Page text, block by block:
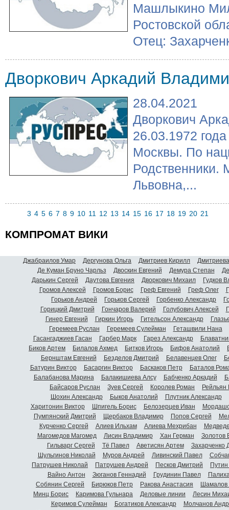
Машлыкино
Ростовской
Отец:
Дворкович Аркадий
28.04.2021
Дворкович
26.03.1972
Москвы. По
Родственники.
Львовна,...
3 4 5 6 7 8 9 10 11 12 13 14 15 16 17 18 19 20 21
КОМПРОМАТ ВИКИ
Джабраилов Умар Дергунова Ольга Дмитриев Кирилл
Де Куман Бруно Чарльз
Двоскин Евгений Демура Степан
Дарькин Сергей
Даутова Евгения Дворкович Михаил
Гудков
Громов Алексей
Громов Борис Греф Евгений Греф Олег
Горьков Андрей
Горьков Сергей Горбенко Александр
Горицкий Дмитрий
Гончаров Валерий Голубович Алексей
Гинер Евгений
Гиркин Игорь Гительсон Александр
Геремеев Руслан
Геремеев Сулейман
Геташвили Нана
Гасангаджиев Гасан
Гарбер Марк Гарез Александр
Биков Артем
Билалов Ахмед Битков Игорь Бифов Анатолий
Бернштам Евгений
Безделов Дмитрий Белавенцев Олег
Батурин Виктор
Басаргин Виктор Баскаков Петр
Баталов
Балабанова Марина
Балакишиева Алсу Бабченко Аркадий
Байсаров Руслан
Зуев Сергей Королев Роман
Шохин Александр
Быков Анатолий Плутник Александр
Харитонин Виктор
Шпигель Борис Белозерцев Иван
Пумпянский Дмитрий
Щербаков Владимир Попов Сергей
Курченко Сергей
Алиев Ильхам Алиева Мехрибан
Магомедов Магомед
Лисин Владимир Хан Герман
Золотов
Гильварг Сергей
Тё Павел Аветисян Артем
Захарченко
Шульгинов Николай
Муров Андрей Ливинский Павел
Патрушев Николай
Патрушев Андрей Песков Дмитрий
Вайно Антон
Зюганов Геннадий Грудинин Павел
Собянин Сергей
Бирюков Петр Ракова Анастасия
Шамалов
Минц Борис
Каримова Гульнара Деловые линии
Лесин
Керимов Сулейман
Богатиков Александр
Молчанов